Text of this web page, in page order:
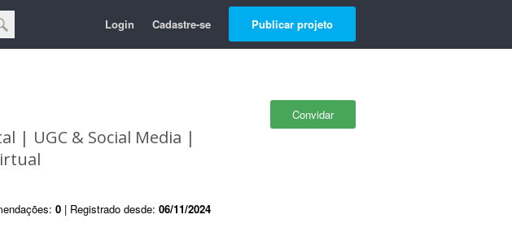
Login Cadastre-se Publicar projeto
Convidar
| UGC & Social Media |
0 | Registrado desde: 06/11/2024